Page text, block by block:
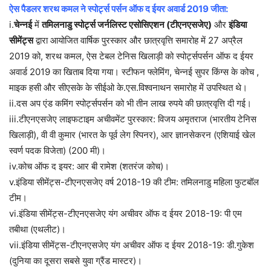
ऐस पैडलर शरथ कमल ने स्पोर्ट्स पर्सन ऑफ द ईयर अवार्ड 2019 जीता:
i.चेन्नईमेंतमिलनाडु स्पोर्ट्स जर्नलिस्ट एसोसिएशन (टीएनएसजेए) औरइंडिया
सीमेंट्सद्वारा आयोजित वार्षिक पुरस्कार और छात्रवृत्ति समारोह में 27 अप्रैल
2019 को, शरथ कमल, ऐस टेबल टेनिस खिलाड़ी को स्पोर्ट्सपर्सन ऑफ द ईयर
अवार्ड 2019 का खिताब दिया गया। स्टीफन फ्लेमिंग, चेन्नई सुपर किंग्स के कोच ,
माइक हसी और सीएसके के सीईओ के.एस.विश्वनाथन समारोह में उपस्थित थे।
ii.दस अप एंड कमिंग स्पोर्ट्सपर्सन को भी तीन लाख रुपये की छात्रवृत्ति दी गई।
iii.टीएनएसजेए लाइफटाइम अचीवमेंट पुरस्कार: विजय अमृतराज (भारतीय टेनिस
खिलाड़ी), वी वी कुमार (भारत के पूर्व लेग स्पिनर), आर ज्ञानसेकरन (एशियाई खेल
स्वर्ण पदक विजेता) (200 मी)।
iv.कोच ऑफ द इयर: आर बी रामेश (शतरंज कोच)।
v.इंडिया सीमेंट्स-टीएनएसजेए वर्ष 2018-19 की टीम: तमिलनाडु महिला फुटबॉल
टीम।
vi.इंडिया सीमेंट्स-टीएनएसजेए यंग अचीवर ऑफ द ईयर 2018-19: पी एम
तबीथा (एथलीट)।
vii.इंडिया सीमेंट्स-टीएनएसजेए यंग अचीवर ऑफ द ईयर 2018-19: डी.गुकेश
(दुनिया का दूसरा सबसे युवा ग्रैंड मास्टर)।